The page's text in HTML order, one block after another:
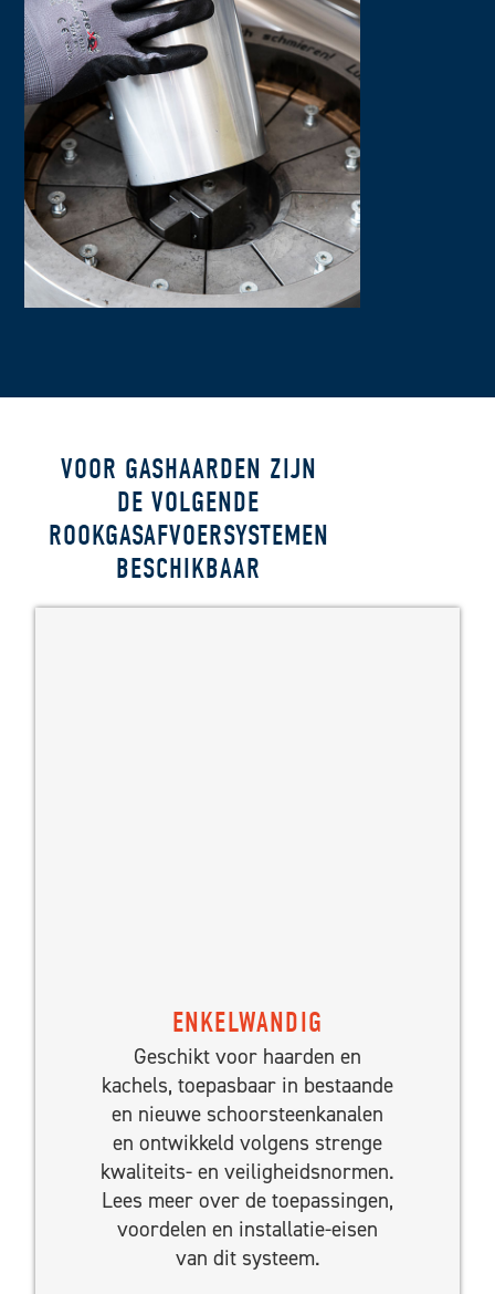
VOOR GASHAARDEN ZIJN
DE VOLGENDE
ROOKGASAFVOERSYSTEMEN
BESCHIKBAAR
ENKELWANDIG
Geschikt voor haarden en
kachels, toepasbaar in bestaande
en nieuwe schoorsteenkanalen
en ontwikkeld volgens strenge
kwaliteits- en veiligheidsnormen.
Lees meer over de toepassingen,
voordelen en installatie-eisen
van dit systeem.